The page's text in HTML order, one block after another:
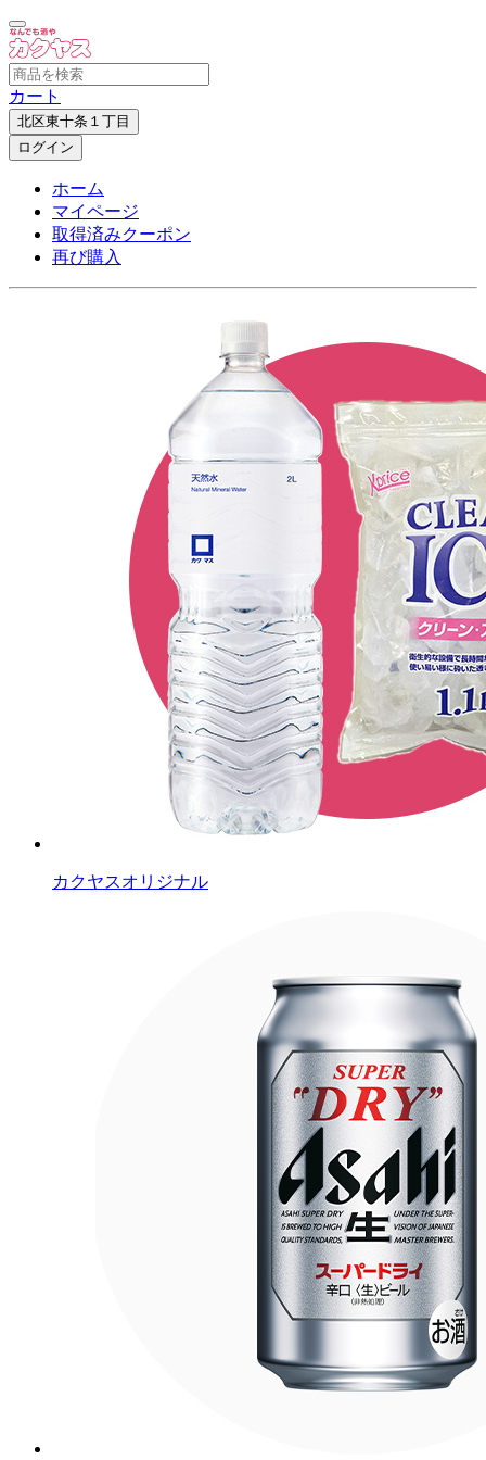
カート
北区東十条１丁目
ログイン
ホーム
マイページ
取得済みクーポン
再び購入
カクヤスオリジナル